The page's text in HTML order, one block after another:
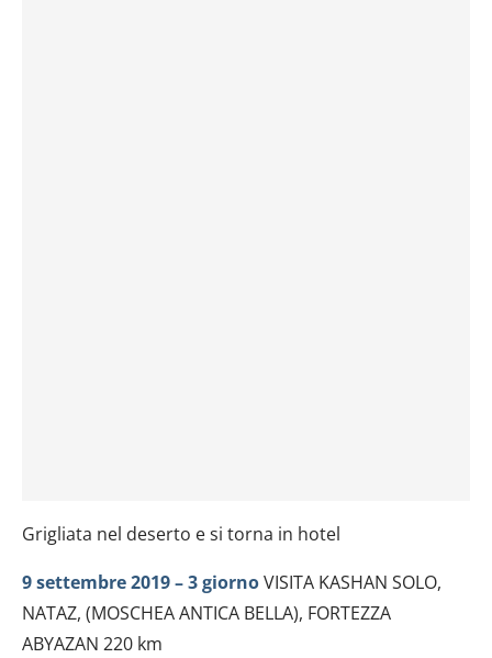
Grigliata nel deserto e si torna in hotel
9 settembre 2019 – 3 giornoVISITA KASHAN SOLO,
NATAZ, (MOSCHEA ANTICA BELLA), FORTEZZA
ABYAZAN 220 km